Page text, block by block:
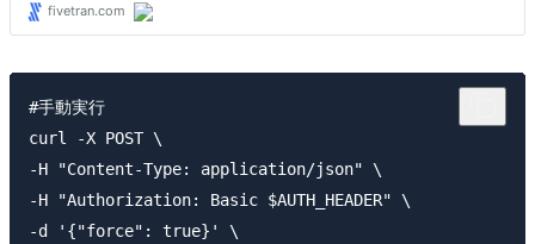
#手動実行
curl -X POST \
-H "Content-Type: application/json" \
-H "Authorization: Basic $AUTH_HEADER" \
-d '{"force": true}' \